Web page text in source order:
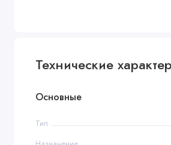
Технические
Основные
Тип